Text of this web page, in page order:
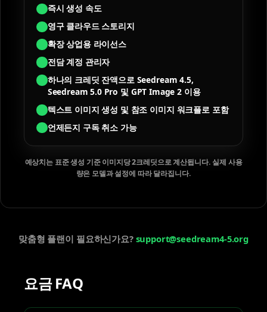
즉시 생성 속도
영구 클라우드 스토리지
확장 상업용 라이선스
전담 계정 관리자
하나의 크레딧 잔액으로 Seedream 4.5,
Seedream 5.0 Pro 및 GPT Image 2 이용
텍스트 이미지 생성 및 참조 이미지 워크플로 포함
언제든지 구독 취소 가능
예상치는 표준 생성 기준 이미지당 2크레딧으로 계산됩니다. 실제 사용
량은 모델과 설정에 따라 달라집니다.
맞춤형 플랜이 필요하신가요? support@seedream4-5.org
요금 FAQ